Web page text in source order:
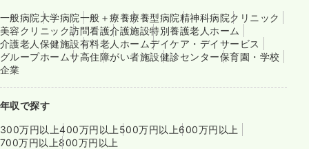
一般病院大学病院一般＋療養療養型病院精神科病院クリニック
美容クリニック訪問看護介護施設特別養護老人ホーム
介護老人保健施設有料老人ホームデイケア・デイサービス
グループホームサ高住障がい者施設健診センター保育園・学校
企業
年収で探す
300万円以上400万円以上 500万円以上600万円以上
700万円以上800万円以上